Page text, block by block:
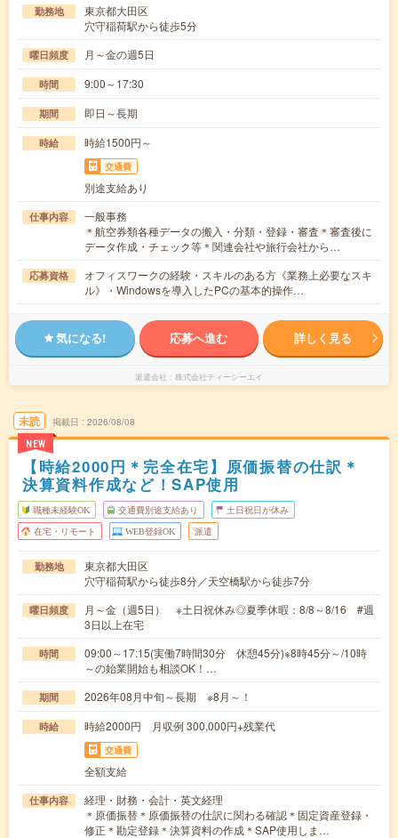
勤務地
東京都大田区
穴守稲荷駅から徒歩5分
曜日頻度 月～金の週5日
時間 9:00～17:30
期間 即日～長期
時給 時給1500円～
交通費
別途支給あり
仕事内容
一般事務
＊航空券類各種データの搬入・分類・登録・審査＊審査後に
データ作成・チェック等＊関連会社や旅行会社から…
応募資格
オフィスワークの経験・スキルのある方《業務上必要なスキ
ル》・Windowsを導入したPCの基本的操作…
気になる! 応募へ進む 詳しく見る
派遣会社 株式会社ティーシーエイ
未読
NEW
掲載日 2026/08/08
【時給2000円＊完全在宅】原価振替の仕訳＊
決算資料作成など！SAP使用
職種未経験OK 交通費別途支給あり 土日祝日が休み
在宅・リモート WEB登録OK 派遣
勤務地
東京都大田区
穴守稲荷駅から徒歩8分／天空橋駅から徒歩7分
曜日頻度
月～金（週5日） ※土日祝休み◎夏季休暇：8/8～8/16 #週
3日以上在宅
時間
09:00～17:15(実働7時間30分 休憩45分)※8時45分～/10時
～の始業開始も相談OK！…
期間 2026年08月中旬～長期 ※8月～！
時給 時給2000円 月収例 300,000円+残業代
交通費
全額支給
仕事内容
経理・財務・会計・英文経理
＊原価振替＊原価振替の仕訳に関わる確認＊固定資産登録・
修正＊勘定登録＊決算資料の作成＊SAP使用しま…